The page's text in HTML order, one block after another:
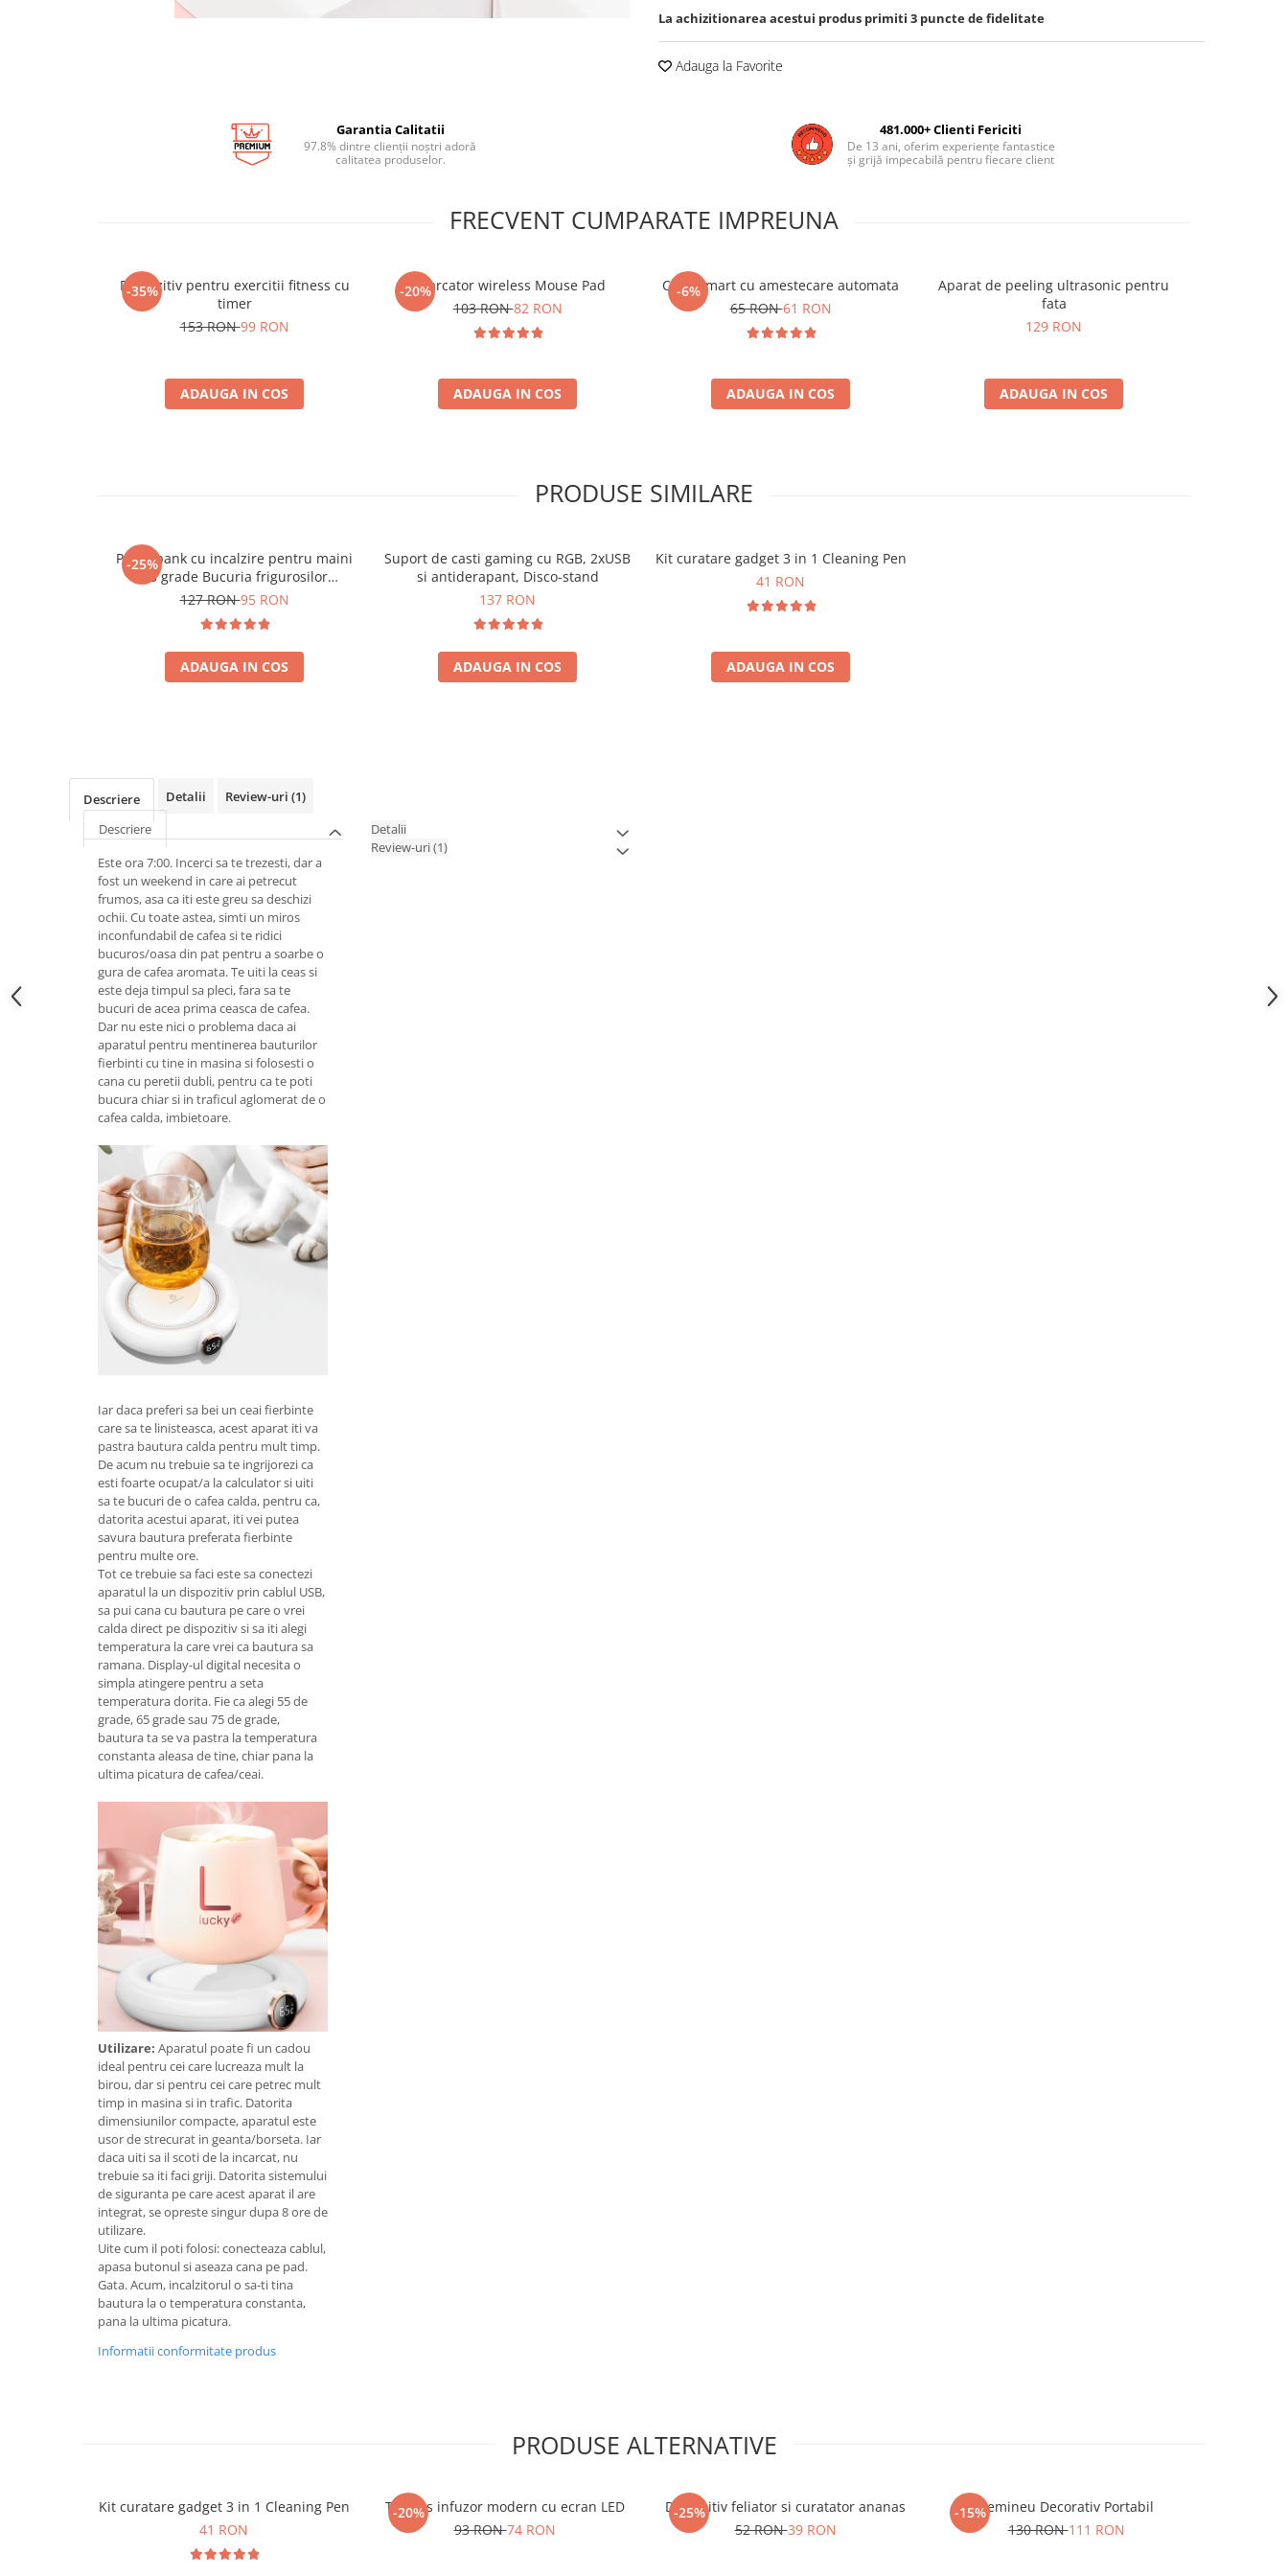
La achizitionarea acestui produs primiti 3 puncte de fidelitate
Adauga la Favorite
Garantia Calitatii
97.8% dintre clienții noștri adoră
calitatea produselor.
481.000+ Clienti Fericiti
De 13 ani, oferim experiențe fantastice
și grijă impecabilă pentru fiecare client
FRECVENT CUMPARATE IMPREUNA
-35%
Dispozitiv pentru exercitii fitness cu
timer
153 RON99 RON
ADAUGA IN COS
-20%
Incarcator wireless Mouse Pad
103 RON82 RON
ADAUGA IN COS
-6%
Cana smart cu amestecare automata
65 RON61 RON
ADAUGA IN COS
Aparat de peeling ultrasonic pentru
fata
129 RON
ADAUGA IN COS
PRODUSE SIMILARE
-25%
Powerbank cu incalzire pentru maini
55 grade Bucuria frigurosilor
10000mAh
127 RON95 RON
ADAUGA IN COS
Suport de casti gaming cu RGB, 2xUSB
si antiderapant, Disco-stand
137 RON
ADAUGA IN COS
Kit curatare gadget 3 in 1 Cleaning Pen
41 RON
ADAUGA IN COS
Descriere Detalii Review-uri (1)
Descriere
Este ora 7:00. Incerci sa te trezesti, dar a
fost un weekend in care ai petrecut
frumos, asa ca iti este greu sa deschizi
ochii. Cu toate astea, simti un miros
inconfundabil de cafea si te ridici
bucuros/oasa din pat pentru a soarbe o
gura de cafea aromata. Te uiti la ceas si
este deja timpul sa pleci, fara sa te
bucuri de acea prima ceasca de cafea.
Dar nu este nici o problema daca ai
aparatul pentru mentinerea bauturilor
fierbinti cu tine in masina si folosesti o
cana cu peretii dubli, pentru ca te poti
bucura chiar si in traficul aglomerat de o
cafea calda, imbietoare.
Iar daca preferi sa bei un ceai fierbinte
care sa te linisteasca, acest aparat iti va
pastra bautura calda pentru mult timp.
De acum nu trebuie sa te ingrijorezi ca
esti foarte ocupat/a la calculator si uiti
sa te bucuri de o cafea calda, pentru ca,
datorita acestui aparat, iti vei putea
savura bautura preferata fierbinte
pentru multe ore.
Tot ce trebuie sa faci este sa conectezi
aparatul la un dispozitiv prin cablul USB,
sa pui cana cu bautura pe care o vrei
calda direct pe dispozitiv si sa iti alegi
temperatura la care vrei ca bautura sa
ramana. Display-ul digital necesita o
simpla atingere pentru a seta
temperatura dorita. Fie ca alegi 55 de
grade, 65 grade sau 75 de grade,
bautura ta se va pastra la temperatura
constanta aleasa de tine, chiar pana la
ultima picatura de cafea/ceai.
Utilizare: Aparatul poate fi un cadou
ideal pentru cei care lucreaza mult la
birou, dar si pentru cei care petrec mult
timp in masina si in trafic. Datorita
dimensiunilor compacte, aparatul este
usor de strecurat in geanta/borseta. Iar
daca uiti sa il scoti de la incarcat, nu
trebuie sa iti faci griji. Datorita sistemului
de siguranta pe care acest aparat il are
integrat, se opreste singur dupa 8 ore de
utilizare.
Uite cum il poti folosi: conecteaza cablul,
apasa butonul si aseaza cana pe pad.
Gata. Acum, incalzitorul o sa-ti tina
bautura la o temperatura constanta,
pana la ultima picatura.
Informatii conformitate produs
Detalii
Review-uri(1)
PRODUSE ALTERNATIVE
Kit curatare gadget 3 in 1 Cleaning Pen
41 RON
-20%
Termos infuzor modern cu ecran LED
93 RON74 RON
-25%
Dispozitiv feliator si curatator ananas
52 RON39 RON
-15%Semineu Decorativ Portabil
130 RON111 RON